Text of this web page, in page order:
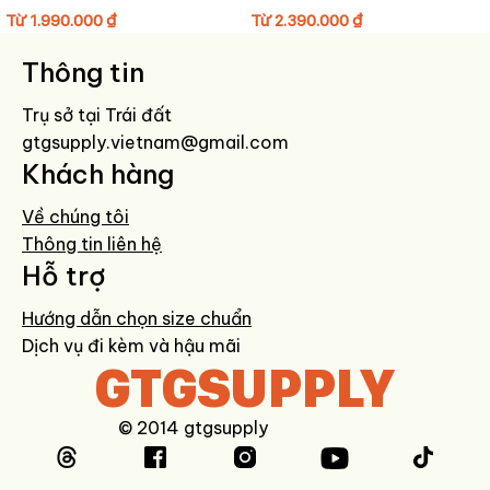
HƯỚNG DẪN BẢO QUẢN GIÀY
Lau sạch bằng khăn mềm hơi ẩm sau khi sử dụng.
Tránh giặt máy hoặc ngâm nước lâu để giữ form và chất liệu.
Hạn chế phơi nắng trực tiếp để giữ màu bền đẹp.
Bảo quản nơi khô ráo, thoáng khí, dùng túi hút ẩm khi không sử
dụng.
Từ1.990.000₫ Từ2.390.000₫
Thông tin
Trụ sở tại Trái đất
gtgsupply.vietnam@gmail.com
Khách hàng
Về chúng tôi
Thông tin liên hệ
Hỗ trợ
Hướng dẫn chọn size chuẩn
Dịch vụ đi kèm và hậu mãi
GTGSUPPLY
© 2014 gtgsupply